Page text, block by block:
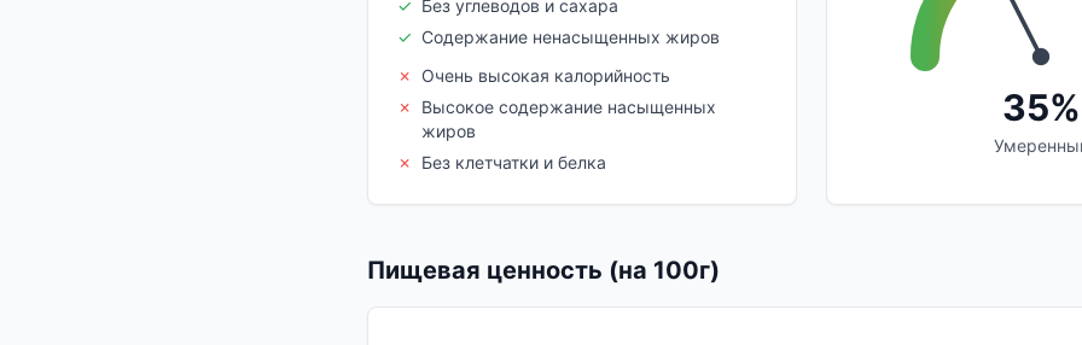
✓ Без углеводов и сахара
✓ Содержание ненасыщенных жиров
✗
Очень высокая калорийность
✗
Высокое содержание насыщенных
жиров
✗
Без клетчатки и белка
35%
Пищевая ценность (на 100г)